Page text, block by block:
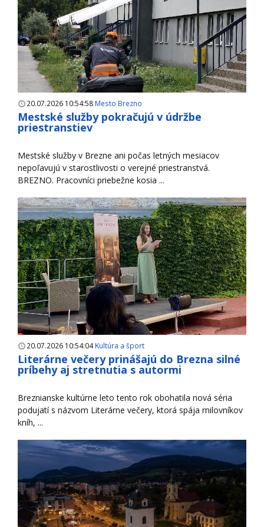
20.07.2026 10:54:58 Mesto Brezno
Mestské služby pokračujú v údržbe
priestranstiev
Mestské služby v Brezne ani počas letných mesiacov
nepoľavujú v starostlivosti o verejné priestranstvá.
BREZNO. Pracovníci priebežne kosia ...
20.07.2026 10:54:04Kultúra a šport
Literárne večery prinášajú do Brezna silné
príbehy aj stretnutia s autormi
Breznianske kultúrne leto tento rok obohatila nová séria
podujatí s názvom Literárne večery, ktorá spája milovníkov
kníh, ...